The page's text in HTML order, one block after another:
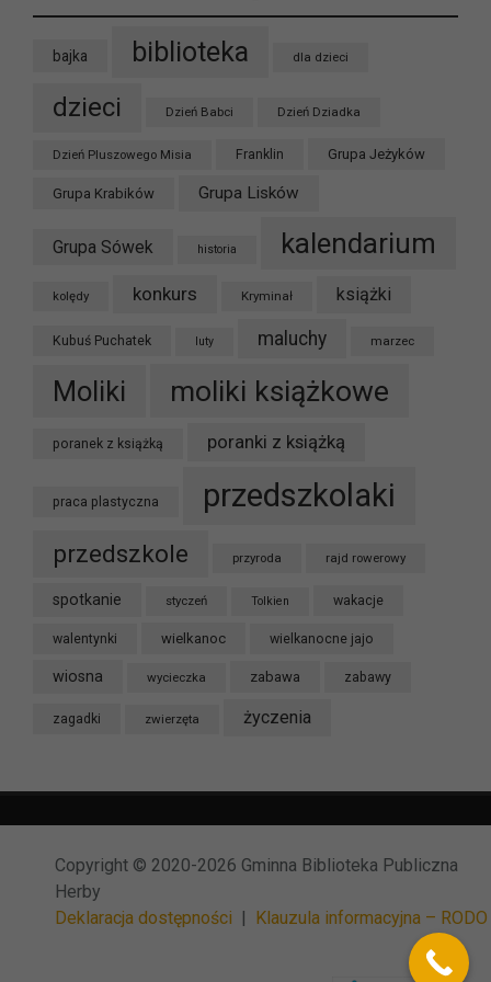
bajka biblioteka dla dzieci
dzieci Dzień Babci Dzień Dziadka
Dzień Pluszowego Misia Franklin Grupa Jeżyków
Grupa Krabików Grupa Lisków
Grupa Sówek historia kalendarium
kolędy konkurs Kryminał książki
Kubuś Puchatek luty maluchy marzec
Moliki moliki książkowe
poranek z książką poranki z książką
praca plastyczna przedszkolaki
przedszkole przyroda rajd rowerowy
spotkanie styczeń Tolkien wakacje
walentynki wielkanoc wielkanocne jajo
wiosna wycieczka zabawa zabawy
zagadki zwierzęta życzenia
Copyright © 2020-2026 Gminna Biblioteka Publiczna
Herby
Deklaracja dostępności | Klauzula informacyjna – RODO